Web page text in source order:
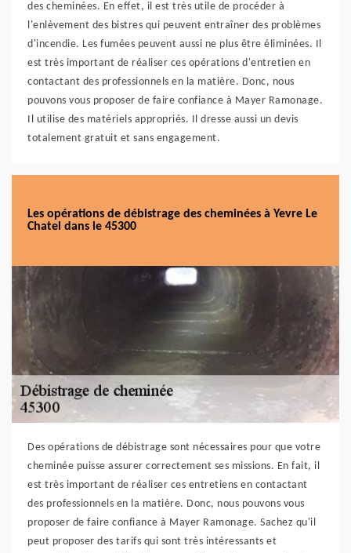
des cheminées. En effet, il est très utile de procéder à
l'enlèvement des bistres qui peuvent entraîner des problèmes
d'incendie. Les fumées peuvent aussi ne plus être éliminées. Il
est très important de réaliser ces opérations d'entretien en
contactant des professionnels en la matière. Donc, nous
pouvons vous proposer de faire confiance à Mayer Ramonage.
Il utilise des matériels appropriés. Il dresse aussi un devis
totalement gratuit et sans engagement.
Les opérations de débistrage des cheminées à Yevre Le
Chatel dans le 45300
Des opérations de débistrage sont nécessaires pour que votre
cheminée puisse assurer correctement ses missions. En fait, il
est très important de réaliser ces entretiens en contactant
des professionnels en la matière. Donc, nous pouvons vous
proposer de faire confiance à Mayer Ramonage. Sachez qu'il
peut proposer des tarifs qui sont très intéressants et